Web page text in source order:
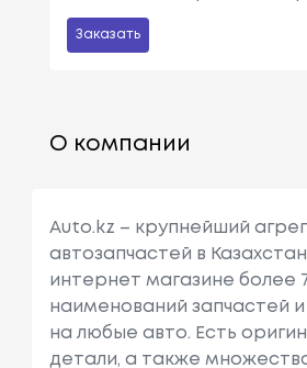
Заказать
О компании
Auto.kz – крупнейший
автозапчастей в
интернет магазине более
наименований запчастей
на любые авто. Есть
детали, а также